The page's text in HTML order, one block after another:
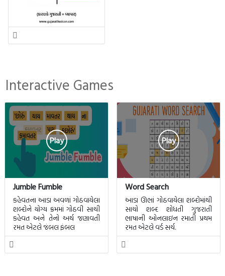
Interactive Games
Play
Jumble Fumble
કહેવતના આડા અવળાં ગોઠવાયેલા
શબ્દોને યોગ્ય ક્રમમાં ગોઠવી સાચી
કહેવત અને તેનો અર્થ જણાવતી
રમત એટલે જંબલ ફંબલ
Play
Word Search
આડા ઊભાં ગોઠવાયેલા શબ્દોમાંથી
સાચો શબ્દ શોધતી ગુજરાતી
ભાષાની ઓનલાઇન રમાતી પ્રથમ
રમત એટલે વર્ડ સર્ચ.